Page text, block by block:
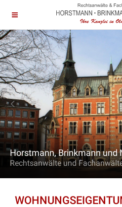
Horstmann, Brinkmann und
Rechtsanwälte und